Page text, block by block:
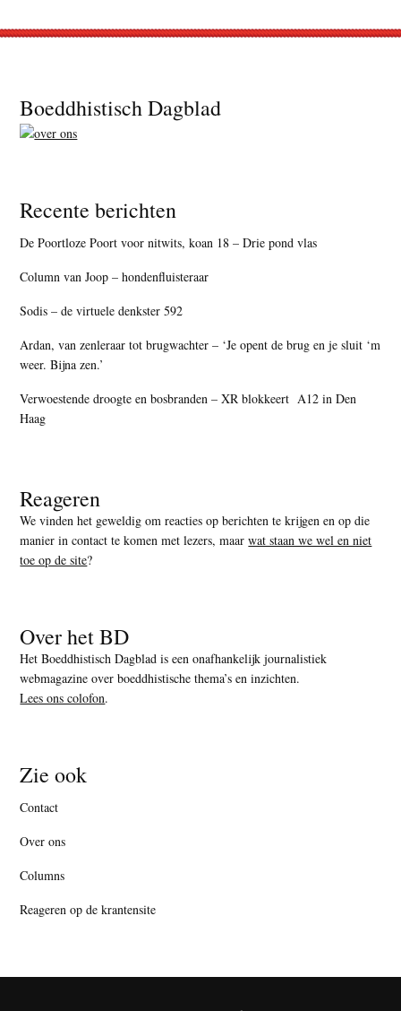
Footer
Boeddhistisch Dagblad
Recente berichten
De Poortloze Poort voor nitwits, koan 18 – Drie pond vlas
Column van Joop – hondenfluisteraar
Sodis – de virtuele denkster 592
Ardan, van zenleraar tot brugwachter – ‘Je opent de brug en je sluit ‘m
weer. Bijna zen.’
Verwoestende droogte en bosbranden – XR blokkeert A12 in Den
Haag
Reageren
We vinden het geweldig om reacties op berichten te krijgen en op die
manier in contact te komen met lezers, maarwat staan we wel en niet
toe op de site?
Over het BD
Het Boeddhistisch Dagblad is een onafhankelijk journalistiek
webmagazine over boeddhistische thema’s en inzichten.
Lees ons colofon.
Zie ook
Contact
Over ons
Columns
Reageren op de krantensite